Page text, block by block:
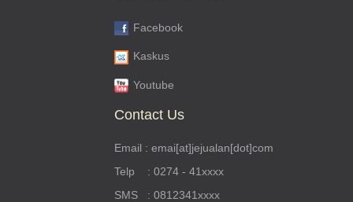
Facebook
Kaskus
Youtube
Contact Us
Email : emai[at]jejualan[dot]com
Telp : 0274 - 41xxxx
SMS : 0812341xxxx